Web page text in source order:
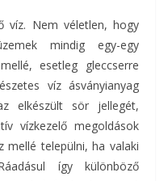
víz. Nem véletlen, hogy
mindig egy-egy
esetleg gleccserre
víz ásványianyag
elkészült sör jellegét,
vízkezelő megoldások
mellé települni, ha valaki
így különböző